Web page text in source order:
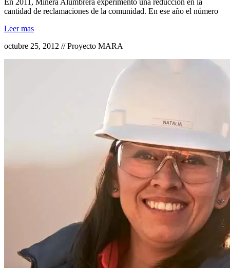
En 2011, Minera Alumbrera experimentó una reducción en la
cantidad de reclamaciones de la comunidad. En ese año el número
Leer mas
octubre 25, 2012 // Proyecto MARA